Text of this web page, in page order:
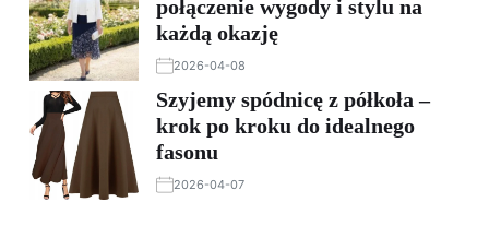
połączenie wygody i stylu na
każdą okazję
2026-04-08
Szyjemy spódnicę z półkoła –
krok po kroku do idealnego
fasonu
2026-04-07